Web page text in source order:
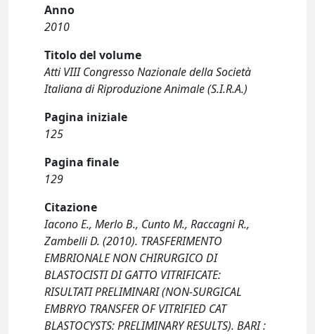
Anno
2010
Titolo del volume
Atti VIII Congresso Nazionale della Società
Italiana di Riproduzione Animale (S.I.R.A.)
Pagina iniziale
125
Pagina finale
129
Citazione
Iacono E., Merlo B., Cunto M., Raccagni R.,
Zambelli D. (2010). TRASFERIMENTO
EMBRIONALE NON CHIRURGICO DI
BLASTOCISTI DI GATTO VITRIFICATE:
RISULTATI PRELIMINARI (NON-SURGICAL
EMBRYO TRANSFER OF VITRIFIED CAT
BLASTOCYSTS: PRELIMINARY RESULTS). BARI :